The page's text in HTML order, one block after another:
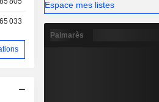
033
Espace mes listes
Palmarès